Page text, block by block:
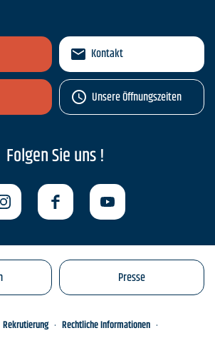
Kontakt
Unsere Öffnungszeiten
Folgen Sie uns !
Presse
Rekrutierung Rechtliche Informationen